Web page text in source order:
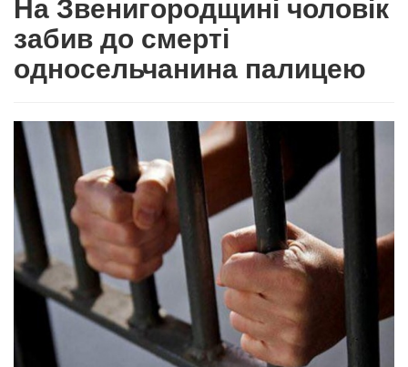
На Звенигородщині чоловік
забив до смерті
односельчанина палицею